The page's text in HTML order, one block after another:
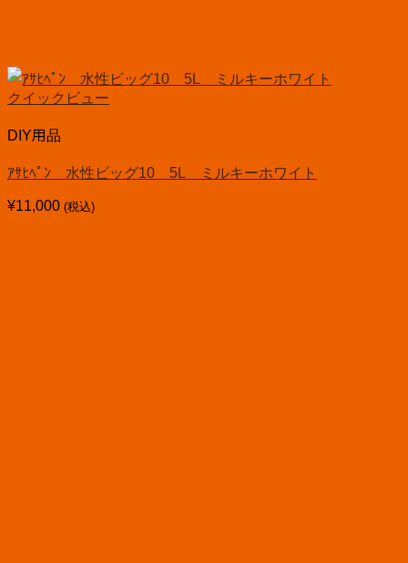
クイックビュー
DIY用品
ｱｻﾋﾍﾟﾝ 水性ビッグ10 5L ミルキーホワイト
¥11,000 (税込)